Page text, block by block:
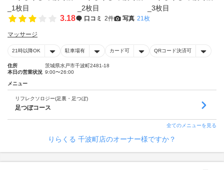
3.18 口コミ 2件 写真 21枚
マッサージ
21時以降OK 駐車場有 カード可 QRコード決済可
住所
茨城県水戸市千波町2481-18
本日の営業状況 9:00〜26:00
メニュー
リフレクソロジー(足裏・足つぼ)
足つぼコース
全てのメニューを見る
りらくる 千波町店のオーナー様ですか？